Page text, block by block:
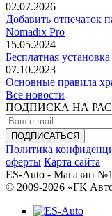
02.07.2026
Добавить отпечаток
Nomadix Pro
15.05.2024
Бесплатная
07.10.2023
Основные правила
Все новости
ПОДПИСКА НА
Политика
оферты Карта сайта
ES-Auto - Магазин №1
© 2009-2026 «ГК